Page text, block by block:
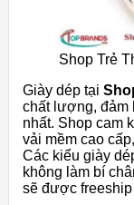
Shop Trẻ
Giày dép tại
chất lượng, đảm
nhất. Shop cam
vải mềm cao
Các kiểu giày
không làm bí
sẽ được